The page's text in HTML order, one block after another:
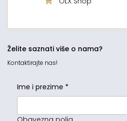
Želite saznati više o nama?
Kontaktirajte nas!
Ime i prezime *